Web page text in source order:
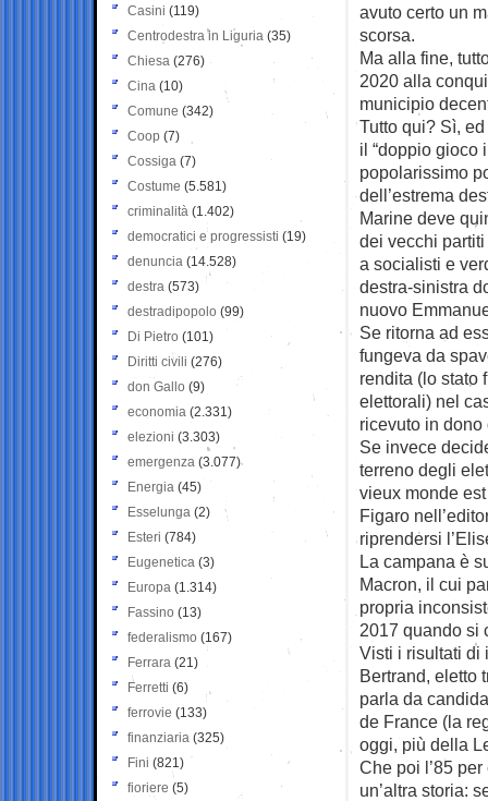
avuto certo un
scorsa.
Ma alla fine,
2020 alla
municipio
Tutto qui? Sì,
il “doppio gioco
popolarissimo
dell’estrema
Marine deve
dei vecchi
a socialisti e
destra-sinistra
nuovo
Se ritorna ad
fungeva da
rendita (lo stato
elettorali) nel
ricevuto in
Se invece
terreno degli
vieux monde
Figaro
riprendersi
La campana è
Macron, il cui
propria
2017 quando si
Visti i risultati di
Bertrand, eletto
parla da
de France (la
oggi, più della
Che poi l’85
un’altra storia:
Casini (119)
Centrodestra in Liguria (35)
Chiesa (276)
Cina (10)
Comune (342)
Coop (7)
Cossiga (7)
Costume (5.581)
criminalità (1.402)
democratici e progressisti (19)
denuncia (14.528)
destra (573)
destradipopolo (99)
Di Pietro (101)
Diritti civili (276)
don Gallo (9)
economia (2.331)
elezioni (3.303)
emergenza (3.077)
Energia (45)
Esselunga (2)
Esteri (784)
Eugenetica (3)
Europa (1.314)
Fassino (13)
federalismo (167)
Ferrara (21)
Ferretti (6)
ferrovie (133)
finanziaria (325)
Fini (821)
fioriere (5)